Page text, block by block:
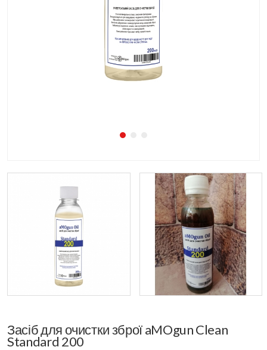
Засіб для очистки зброї aMOgun Clean
Standard 200